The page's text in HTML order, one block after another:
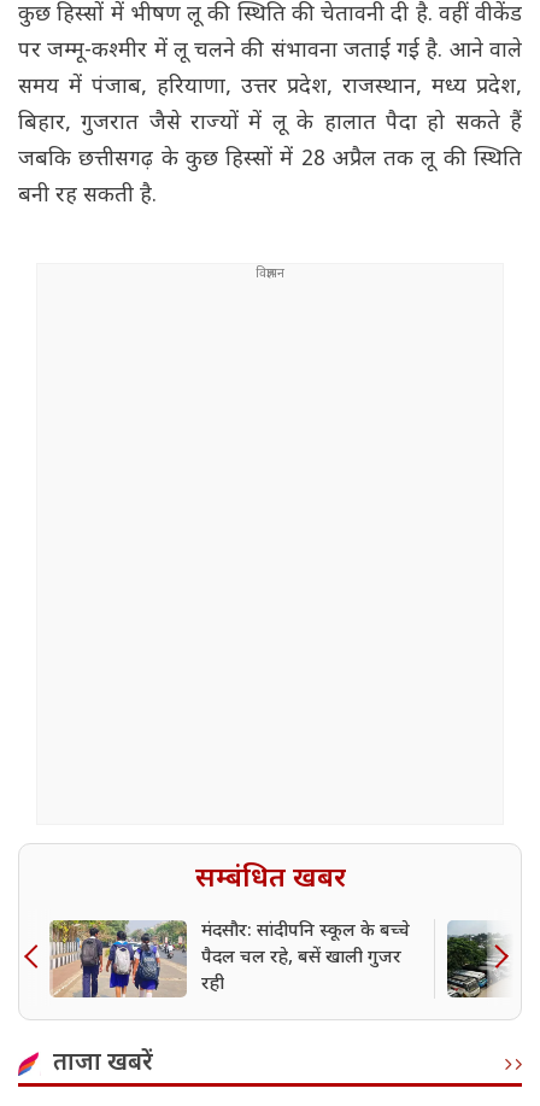
कुछ हिस्सों में भीषण लू की स्थिति की चेतावनी दी है. वहीं वीकेंड
पर जम्मू-कश्मीर में लू चलने की संभावना जताई गई है. आने वाले
समय में पंजाब, हरियाणा, उत्तर प्रदेश, राजस्थान, मध्य प्रदेश,
बिहार, गुजरात जैसे राज्यों में लू के हालात पैदा हो सकते हैं
जबकि छत्तीसगढ़ के कुछ हिस्सों में 28 अप्रैल तक लू की स्थिति
बनी रह सकती है.
सम्बंधित खबर
मंदसौर: सांदीपनि स्कूल के बच्चे
पैदल चल रहे, बसें खाली गुजर
रही
ताजा खबरें